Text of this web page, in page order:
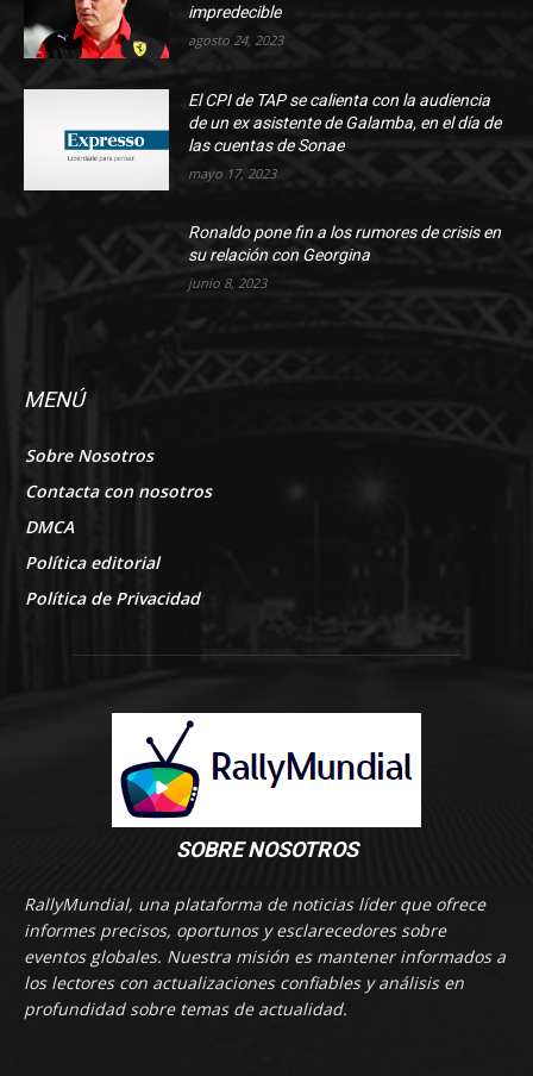
impredecible
agosto 24, 2023
El CPI de TAP se calienta con la audiencia
de un ex asistente de Galamba, en el día de
las cuentas de Sonae
mayo 17, 2023
Ronaldo pone fin a los rumores de crisis en
su relación con Georgina
junio 8, 2023
MENÚ
Sobre Nosotros
Contacta con nosotros
DMCA
Política editorial
Política de Privacidad
SOBRE NOSOTROS
RallyMundial, una plataforma de noticias líder que ofrece
informes precisos, oportunos y esclarecedores sobre
eventos globales. Nuestra misión es mantener informados a
los lectores con actualizaciones confiables y análisis en
profundidad sobre temas de actualidad.